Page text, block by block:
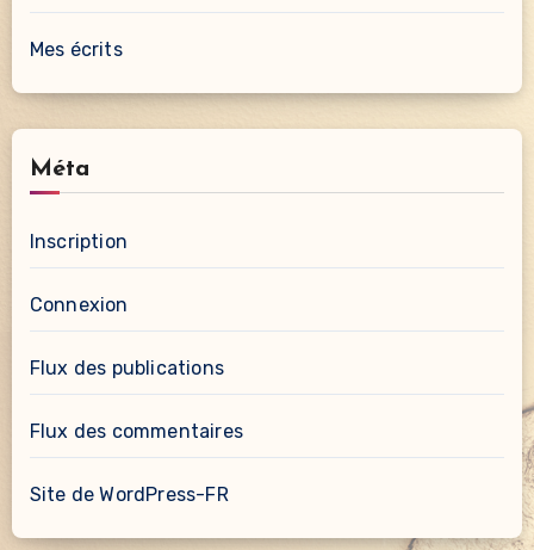
Mes écrits
Méta
Inscription
Connexion
Flux des publications
Flux des commentaires
Site de WordPress-FR